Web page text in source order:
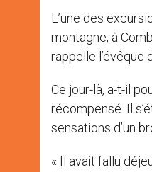
L’une des
montagne, à
rappelle l’évêque
Ce jour-là, a-t-il
récompensé. Il
sensations d’un
« Il avait fallu